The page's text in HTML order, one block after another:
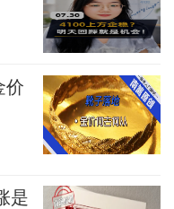
给：侯杰
查看我的礼物
价
是